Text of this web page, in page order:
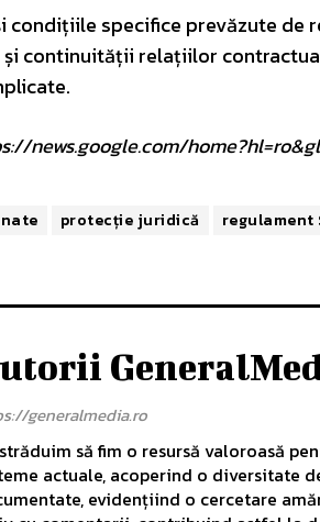
condițiile specifice prevăzute de
continuității relațiilor
news.google.com/
protecție juridică regulament
generalmedia.ro
să fim o resursă valoroasă
actuale, acoperind o diversitate
evidențiind o cercetare